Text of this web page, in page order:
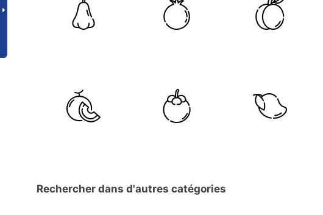
Rechercher dans d'autres catégories